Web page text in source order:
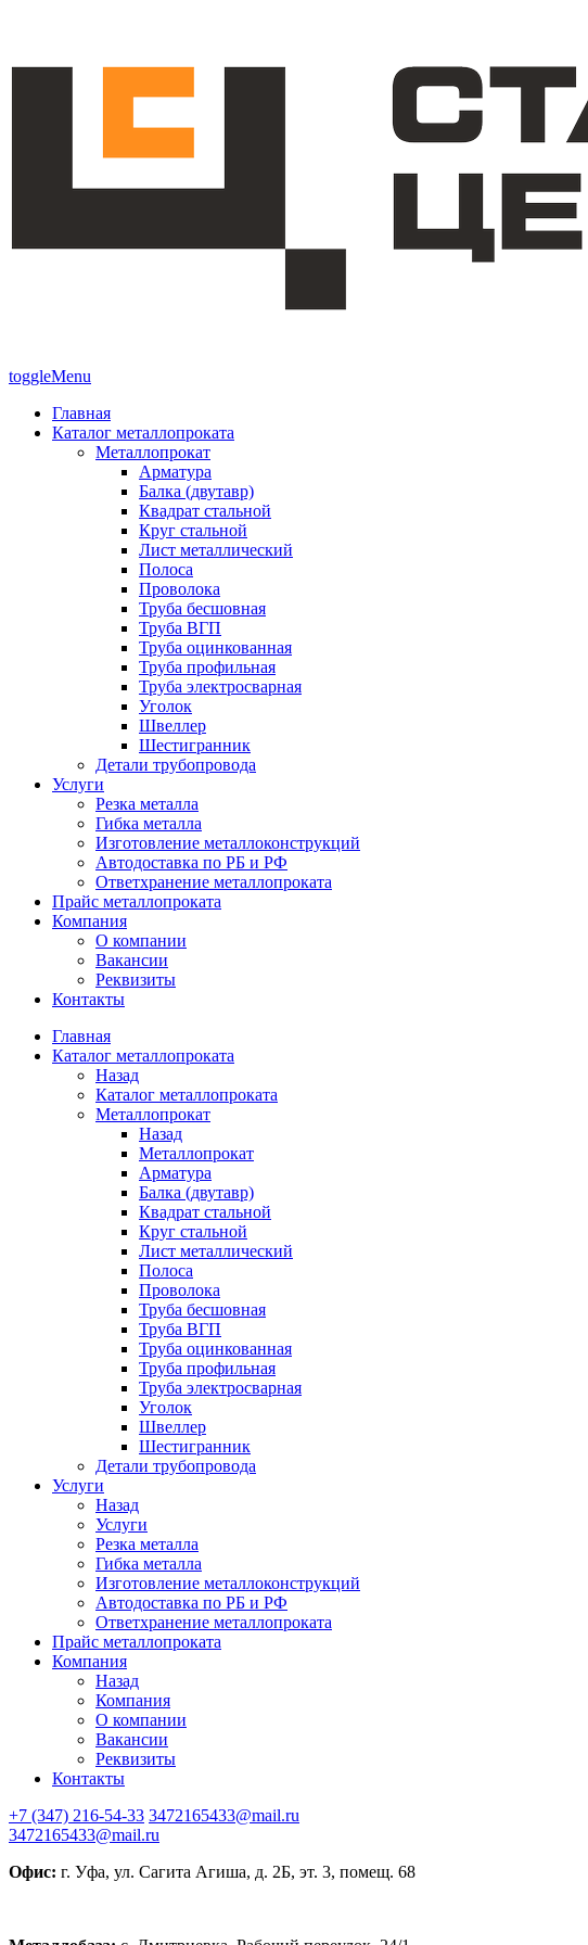
toggleMenu
Главная
Каталог металлопроката
Металлопрокат
Арматура
Балка (двутавр)
Квадрат стальной
Круг стальной
Лист металлический
Полоса
Проволока
Труба бесшовная
Труба ВГП
Труба оцинкованная
Труба профильная
Труба электросварная
Уголок
Швеллер
Шестигранник
Детали трубопровода
Услуги
Резка металла
Гибка металла
Изготовление металлоконструкций
Автодоставка по РБ и РФ
Ответхранение металлопроката
Прайс металлопроката
Компания
О компании
Вакансии
Реквизиты
Контакты
Главная
Каталог металлопроката
Назад
Каталог металлопроката
Металлопрокат
Назад
Металлопрокат
Арматура
Балка (двутавр)
Квадрат стальной
Круг стальной
Лист металлический
Полоса
Проволока
Труба бесшовная
Труба ВГП
Труба оцинкованная
Труба профильная
Труба электросварная
Уголок
Швеллер
Шестигранник
Детали трубопровода
Услуги
Назад
Услуги
Резка металла
Гибка металла
Изготовление металлоконструкций
Автодоставка по РБ и РФ
Ответхранение металлопроката
Прайс металлопроката
Компания
Назад
Компания
О компании
Вакансии
Реквизиты
Контакты
+7 (347) 216-54-33 3472165433@mail.ru
3472165433@mail.ru
Офис: г. Уфа, ул. Сагита Агиша, д. 2Б, эт. 3, помещ. 68